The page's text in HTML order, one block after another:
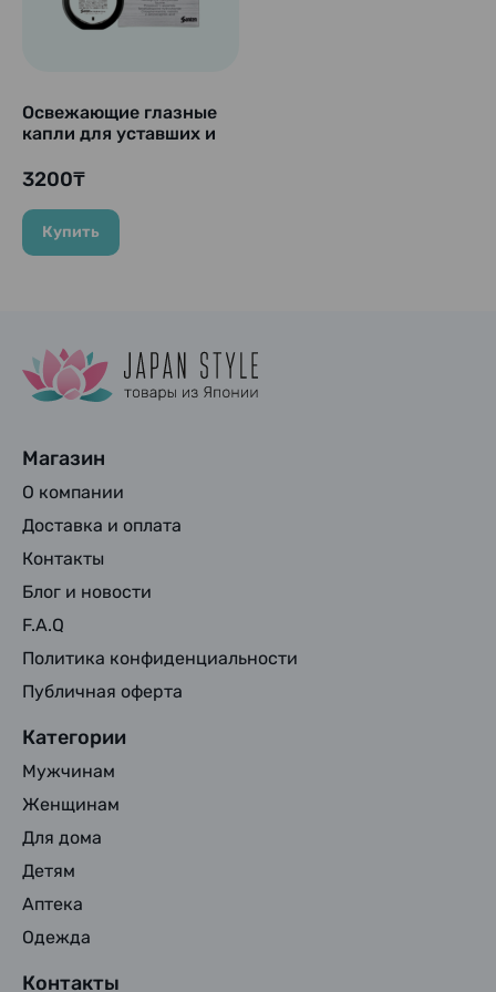
Освежающие глазные
капли для уставших и
«Sante FX NEO»
3200₸
Купить
Магазин
О компании
Доставка и оплата
Контакты
Блог и новости
F.A.Q
Политика конфиденциальности
Публичная оферта
Категории
Мужчинам
Женщинам
Для дома
Детям
Аптека
Одежда
Контакты